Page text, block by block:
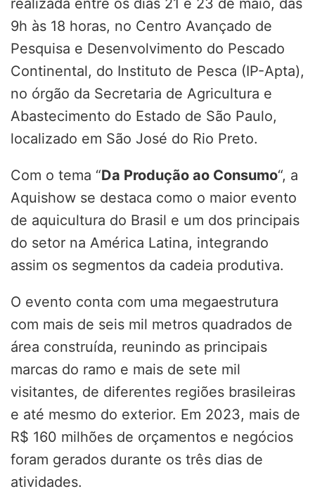
realizada entre os dias 21 e 23 de maio, das
9h às 18 horas, no Centro Avançado de
Pesquisa e Desenvolvimento do Pescado
Continental, do Instituto de Pesca (IP-Apta),
no órgão da Secretaria de Agricultura e
Abastecimento do Estado de São Paulo,
localizado em São José do Rio Preto.
Com o tema “Da Produção ao Consumo“, a
Aquishow se destaca como o maior evento
de aquicultura do Brasil e um dos principais
do setor na América Latina, integrando
assim os segmentos da cadeia produtiva.
O evento conta com uma megaestrutura
com mais de seis mil metros quadrados de
área construída, reunindo as principais
marcas do ramo e mais de sete mil
visitantes, de diferentes regiões brasileiras
e até mesmo do exterior. Em 2023, mais de
R$ 160 milhões de orçamentos e negócios
foram gerados durante os três dias de
atividades.